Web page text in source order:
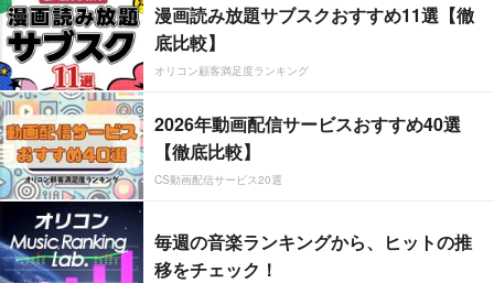
漫画読み放題サブスクおすすめ11選【徹
底比較】
オリコン顧客満足度ランキング
2026年動画配信サービスおすすめ40選
【徹底比較】
CS動画配信サービス20選
毎週の音楽ランキングから、ヒットの推
移をチェック！